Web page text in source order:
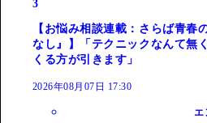
3
【お悩み相談連載：さらば青春
なし』】「テクニックなんて無
くる方が引きます」
2026年08月07日 17:30
エ